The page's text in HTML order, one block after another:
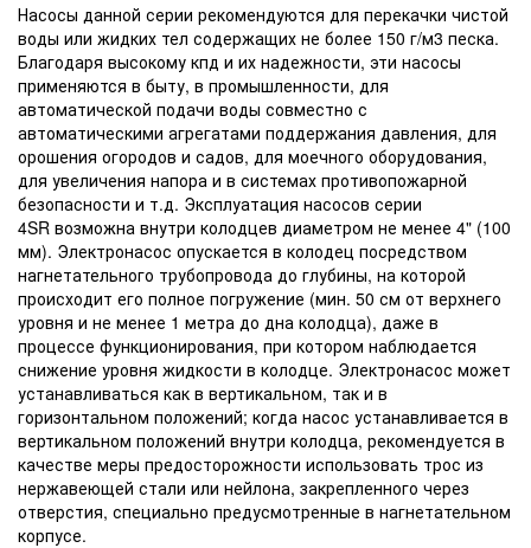
Насосы данной серии рекомендуются для перекачки чистой
воды или жидких тел содержащих не более 150 г/м3 песка.
Благодаря высокому кпд и их надежности, эти насосы
применяются в быту, в промышленности, для
автоматической подачи воды совместно с
автоматическими агрегатами поддержания давления, для
орошения огородов и садов, для моечного оборудования,
для увеличения напора и в системах противопожарной
безопасности и т.д. Эксплуатация насосов серии
4SR возможна внутри колодцев диаметром не менее 4" (100
мм). Электронасос опускается в колодец посредством
нагнетательного трубопровода до глубины, на которой
происходит его полное погружение (мин. 50 см от верхнего
уровня и не менее 1 метра до дна колодца), даже в
процессе функционирования, при котором наблюдается
снижение уровня жидкости в колодце. Электронасос может
устанавливаться как в вертикальном, так и в
горизонтальном положений; когда насос устанавливается в
вертикальном положений внутри колодца, рекомендуется в
качестве меры предосторожности использовать трос из
нержавеющей стали или нейлона, закрепленного через
отверстия, специально предусмотренные в нагнетательном
корпусе.